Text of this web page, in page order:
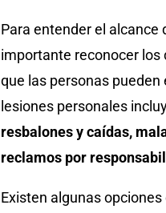
Para entender el alcance
importante reconocer los
que las personas
lesiones personales
resbalones y caídas,
reclamos por
Existen algunas